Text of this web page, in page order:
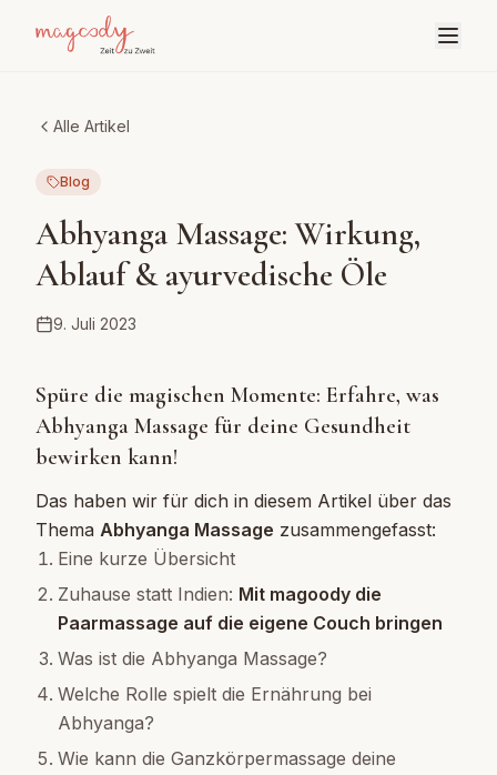
Alle Artikel
Blog
Abhyanga Massage: Wirkung,
Ablauf & ayurvedische Öle
9. Juli 2023
Spüre die magischen Momente: Erfahre, was
Abhyanga Massage für deine Gesundheit
bewirken kann!
Das haben wir für dich in diesem Artikel über das
Thema Abhyanga Massage zusammengefasst:
Eine kurze Übersicht
Zuhause statt Indien: Mit magoody die
Paarmassage auf die eigene Couch bringen
Was ist die Abhyanga Massage?
Welche Rolle spielt die Ernährung bei
Abhyanga?
Wie kann die Ganzkörpermassage deine